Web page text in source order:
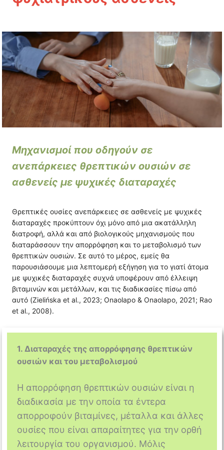
4. Κοινά διατροφικά λάθη και προκλήσεις
2 lessons
Ενότητα 5
2 lessons
Μηχανισμοί που οδηγούν σε
ανεπάρκειες θρεπτικών ουσιών σε
ασθενείς με ψυχικές διαταραχές
Θρεπτικές ουσίες ανεπάρκειες σε ασθενείς με ψυχικές
διαταραχές προκύπτουν όχι μόνο από μια ακατάλληλη
διατροφή, αλλά και από βιολογικούς μηχανισμούς που
διαταράσσουν την απορρόφηση και το μεταβολισμό των
θρεπτικών ουσιών. Σε αυτό το μέρος, εμείς θα
παρουσιάσουμε μια λεπτομερή εξήγηση για το γιατί άτομα
με ψυχικές διαταραχές συχνά υποφέρουν από έλλειψη
βιταμινών και μετάλλων, και τις διαδικασίες πίσω από
αυτό (Zielińska et al., 2023; Onaolapo & Onaolapo, 2021; Rao
et al., 2008).
1. Διαταραχές της απορρόφησης θρεπτικών
ουσιών και του μεταβολισμού
Η απορρόφηση θρεπτικών ουσιών είναι η
διαδικασία με την οποία τα έντερα
απορροφούν βιταμίνες, μέταλλα και άλλες
ουσίες που είναι απαραίτητες για την ορθή
λειτουργία του οργανισμού. Μόλις